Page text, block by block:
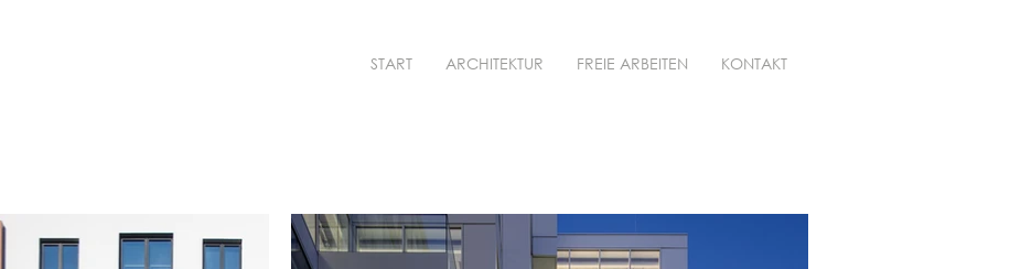
START ARCHITEKTUR FREIE ARBEITEN KONTAKT